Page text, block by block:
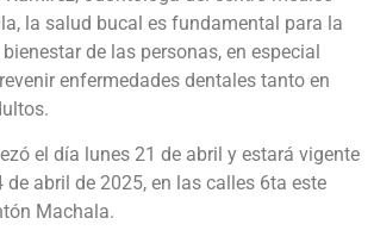
la salud bucal es fundamental para la
de las personas, en especial
enfermedades dentales tanto en
el día lunes 21 de abril y estará vigente
de abril de 2025, en las calles 6ta este
Machala.